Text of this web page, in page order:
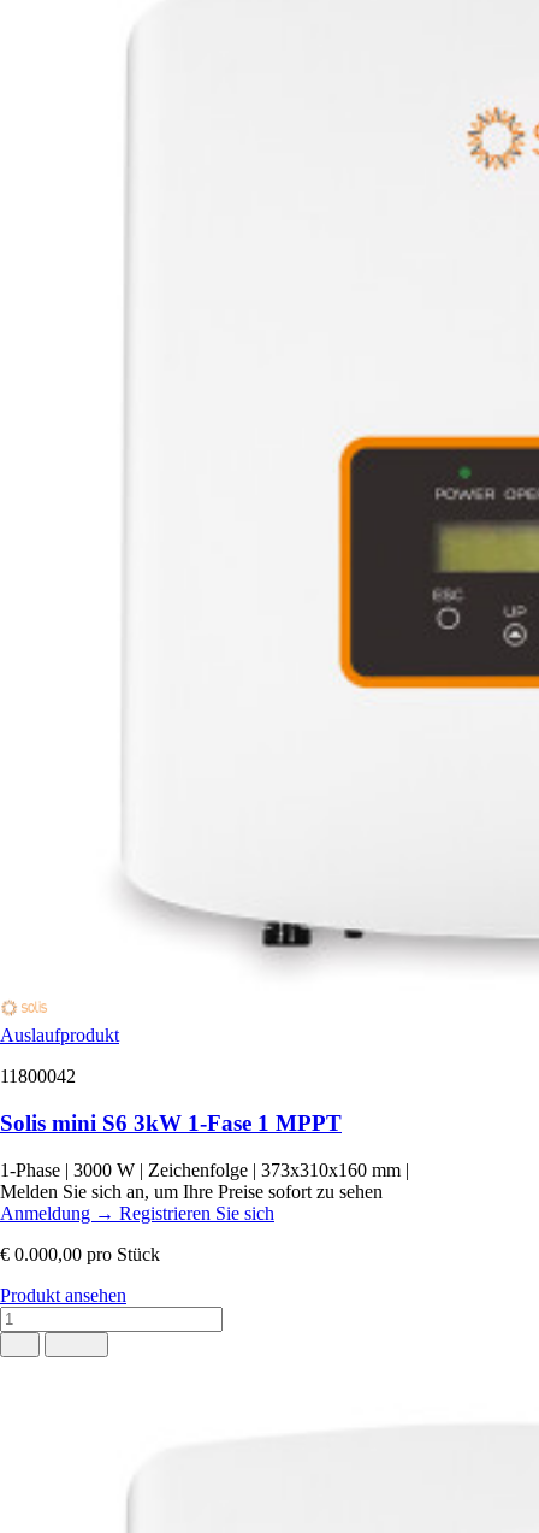
Auslaufprodukt
11800042
Solis mini S6 3kW 1-Fase 1 MPPT
1-Phase | 3000 W | Zeichenfolge | 373x310x160 mm |
Melden Sie sich an, um Ihre Preise sofort zu sehen
Anmeldung → Registrieren Sie sich
€ 0.000,00 pro Stück
Produkt ansehen